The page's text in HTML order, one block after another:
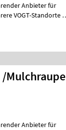
Anbieter für
/Mulchraupe
Anbieter für